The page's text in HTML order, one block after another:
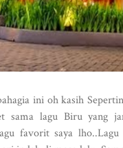
ini oh kasih
sama lagu Biru yang
favorit saya